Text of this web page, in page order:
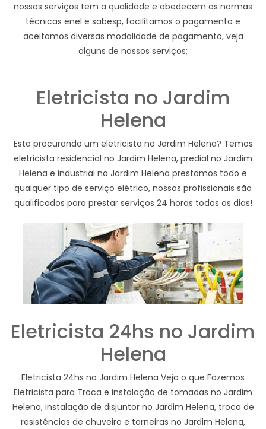
nossos serviços tem a qualidade e obedecem as normas
técnicas enel e sabesp, facilitamos o pagamento e
aceitamos diversas modalidade de pagamento, veja
alguns de nossos serviços;
Eletricista no Jardim
Helena
Esta procurando um eletricista no Jardim Helena? Temos
eletricista residencial no Jardim Helena, predial no Jardim
Helena e industrial no Jardim Helena prestamos todo e
qualquer tipo de serviço elétrico, nossos profissionais são
qualificados para prestar serviços 24 horas todos os dias!
Eletricista 24hs no Jardim
Helena
Eletricista 24hs no Jardim Helena Veja o que Fazemos
Eletricista para Troca e instalação de tomadas no Jardim
Helena, instalação de disjuntor no Jardim Helena, troca de
resistências de chuveiro e torneiras no Jardim Helena,